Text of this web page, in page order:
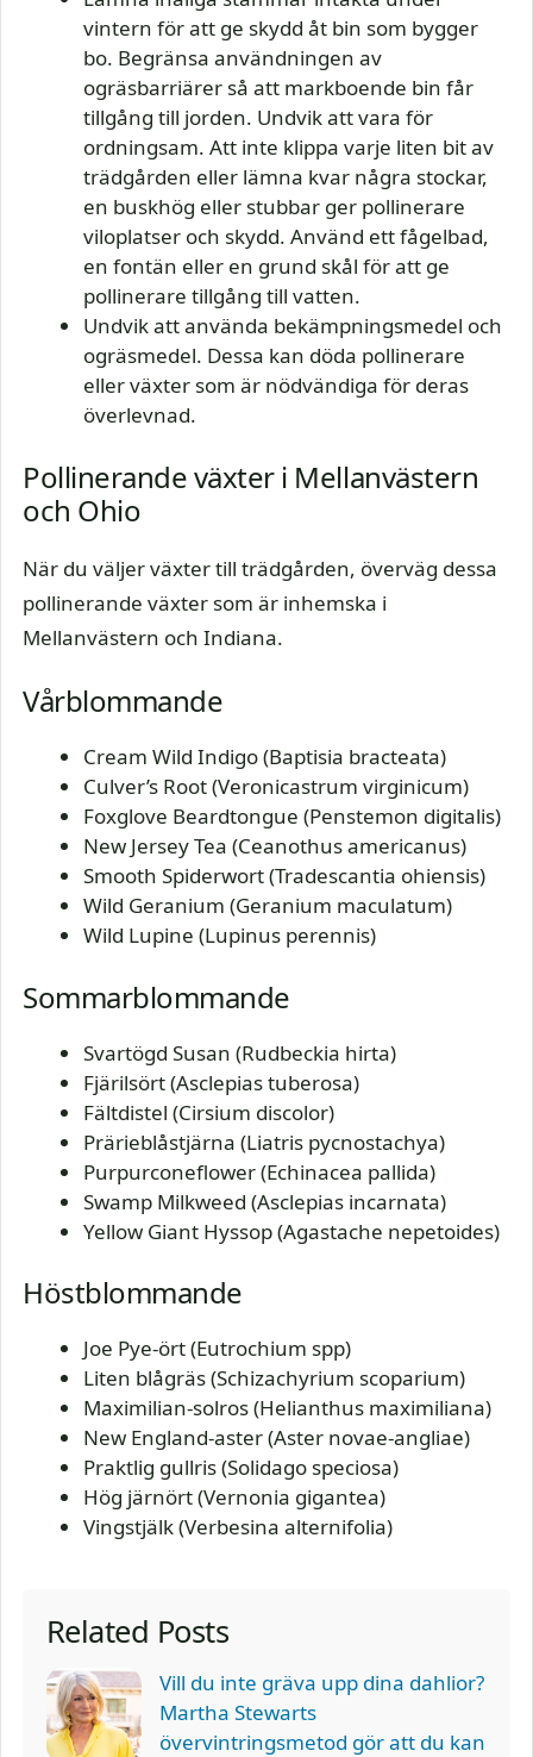
vintern för att ge skydd åt bin som bygger
bo. Begränsa användningen av
ogräsbarriärer så att markboende bin får
tillgång till jorden. Undvik att vara för
ordningsam. Att inte klippa varje liten bit av
trädgården eller lämna kvar några stockar,
en buskhög eller stubbar ger pollinerare
viloplatser och skydd. Använd ett fågelbad,
en fontän eller en grund skål för att ge
pollinerare tillgång till vatten.
Undvik att använda bekämpningsmedel och
ogräsmedel. Dessa kan döda pollinerare
eller växter som är nödvändiga för deras
överlevnad.
Pollinerande växter i Mellanvästern
och Ohio
När du väljer växter till trädgården, överväg dessa
pollinerande växter som är inhemska i
Mellanvästern och Indiana.
Vårblommande
Cream Wild Indigo (Baptisia bracteata)
Culver’s Root (Veronicastrum virginicum)
Foxglove Beardtongue (Penstemon digitalis)
New Jersey Tea (Ceanothus americanus)
Smooth Spiderwort (Tradescantia ohiensis)
Wild Geranium (Geranium maculatum)
Wild Lupine (Lupinus perennis)
Sommarblommande
Svartögd Susan (Rudbeckia hirta)
Fjärilsört (Asclepias tuberosa)
Fältdistel (Cirsium discolor)
Prärieblåstjärna (Liatris pycnostachya)
Purpurconeflower (Echinacea pallida)
Swamp Milkweed (Asclepias incarnata)
Yellow Giant Hyssop (Agastache nepetoides)
Höstblommande
Joe Pye-ört (Eutrochium spp)
Liten blågräs (Schizachyrium scoparium)
Maximilian-solros (Helianthus maximiliana)
New England-aster (Aster novae-angliae)
Praktlig gullris (Solidago speciosa)
Hög järnört (Vernonia gigantea)
Vingstjälk (Verbesina alternifolia)
Related Posts
Vill du inte gräva upp dina dahlior?
Martha Stewarts
övervintringsmetod gör att du kan